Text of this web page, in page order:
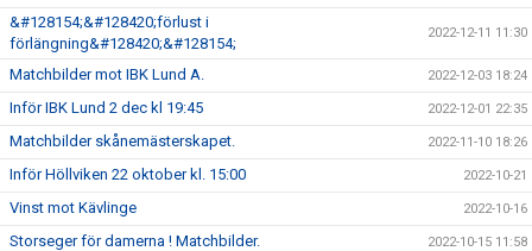
&#128154;&#128420;förlust i
förlängning&#128420;&#128154;
2022-12-11 11:30
Matchbilder mot IBK Lund A. 2022-12-03 18:24
Inför IBK Lund 2 dec kl 19:45 2022-12-01 22:35
Matchbilder skånemästerskapet. 2022-11-10 18:26
Inför Höllviken 22 oktober kl. 15:00 2022-10-21
Vinst mot Kävlinge 2022-10-16
Storseger för damerna ! Matchbilder. 2022-10-15 11:58